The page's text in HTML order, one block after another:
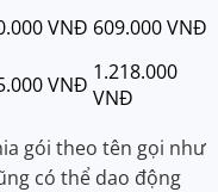
VNĐ 609.000 VNĐ
VNĐ 1.218.000
VNĐ
gói theo tên gọi như
có thể dao động